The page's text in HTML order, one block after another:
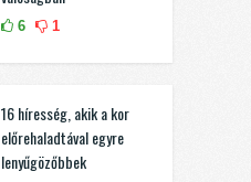
6 1
16 híresség, akik a kor
előrehaladtával egyre
lenyűgözőbbek